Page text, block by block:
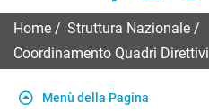
Home Struttura Nazionale
Coordinamento Quadri Direttivi
Menù della Pagina